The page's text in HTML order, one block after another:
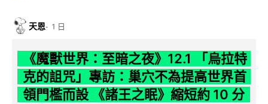
天恩 1 日
《魔獸世界：至暗之夜》12.1 「烏拉特
克的詛咒」專訪：巢穴不為提高世界首
領門檻而設 《諸王之眠》縮短約 10 分